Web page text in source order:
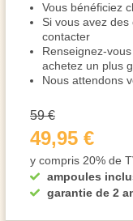
Vous bénéficiez
Si vous avez
contacter
Renseignez-
achetez un plus
Nous attendons
ampoules
garantie de 2
59 €
49,95 €
y compris 20% de